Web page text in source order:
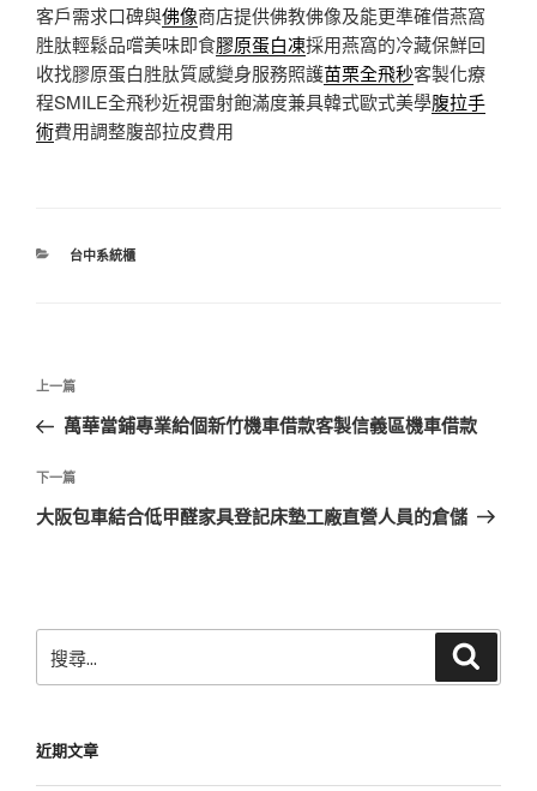
客戶需求口碑與佛像商店提供佛教佛像及能更準確借燕窩
胜肽輕鬆品嚐美味即食膠原蛋白凍採用燕窩的冷藏保鮮回
收找膠原蛋白胜肽質感變身服務照護苗栗全飛秒客製化療
程SMILE全飛秒近視雷射飽滿度兼具韓式歐式美學腹拉手
術費用調整腹部拉皮費用
分
台中系統櫃
文
導
覽
上
一
文
章
上一篇
萬華當鋪專業給個新竹機車借款客製信義區機車借款
下
一
下一篇
大阪包車結合低甲醛家具登記床墊工廠直營人員的倉儲
尋
字:
近期文章